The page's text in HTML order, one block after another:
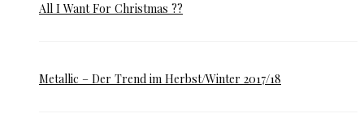
All I Want For Christmas ??
Metallic – Der Trend im Herbst/Winter 2017/18